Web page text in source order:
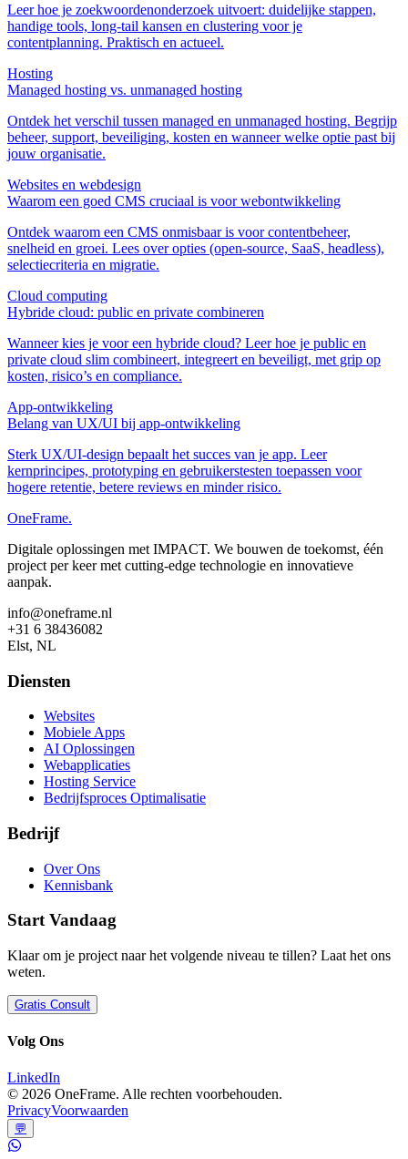
Leer hoe je zoekwoordenonderzoek uitvoert: duidelijke stappen,
handige tools, long-tail kansen en clustering voor je
contentplanning. Praktisch en actueel.
Hosting
Managed hosting vs. unmanaged hosting
Ontdek het verschil tussen managed en unmanaged hosting. Begrijp
beheer, support, beveiliging, kosten en wanneer welke optie past bij
jouw organisatie.
Websites en webdesign
Waarom een goed CMS cruciaal is voor webontwikkeling
Ontdek waarom een CMS onmisbaar is voor contentbeheer,
snelheid en groei. Lees over opties (open-source, SaaS, headless),
selectiecriteria en migratie.
Cloud computing
Hybride cloud: public en private combineren
Wanneer kies je voor een hybride cloud? Leer hoe je public en
private cloud slim combineert, integreert en beveiligt, met grip op
kosten, risico’s en compliance.
App‑ontwikkeling
Belang van UX/UI bij app‑ontwikkeling
Sterk UX/UI-design bepaalt het succes van je app. Leer
kernprincipes, prototyping en gebruikerstesten toepassen voor
hogere retentie, betere reviews en minder risico.
OneFrame.
Digitale oplossingen met IMPACT. We bouwen de toekomst, één
project per keer met cutting-edge technologie en innovatieve
aanpak.
info@oneframe.nl
+31 6 38436082
Elst, NL
Diensten
Websites
Mobiele Apps
AI Oplossingen
Webapplicaties
Hosting Service
Bedrijfsproces Optimalisatie
Bedrijf
Over Ons
Kennisbank
Start Vandaag
Klaar om je project naar het volgende niveau te tillen? Laat het ons
weten.
Gratis Consult
Volg Ons
LinkedIn
© 2026 OneFrame. Alle rechten voorbehouden.
PrivacyVoorwaarden
💬